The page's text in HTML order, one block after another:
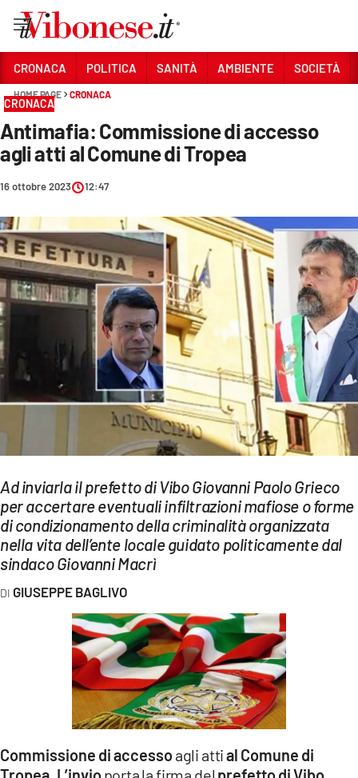
Sezioni
CRONACA
POLITICA
SANITÀ
AMBIENTE
SOCIETÀ
CULTURA
ECONOMIA E LAVORO
EVENTI
SPORT
LAC NETWORK
LAC ONAIR
LaC
LACPLAY.IT
ILREGGINO.IT
CRONACA POLITICA SANITÀ AMBIENTE SOCIETÀ
HOME PAGE CRONACA
CRONACA
Antimafia: Commissione di accesso
agli atti al Comune di Tropea
16 ottobre 2023 12:47
Ad inviarla il prefetto di Vibo Giovanni Paolo Grieco
per accertare eventuali infiltrazioni mafiose o forme
di condizionamento della criminalità organizzata
nella vita dell’ente locale guidato politicamente dal
sindaco Giovanni Macrì
GIUSEPPE BAGLIVO
Commissione di accessoagli attial Comune di